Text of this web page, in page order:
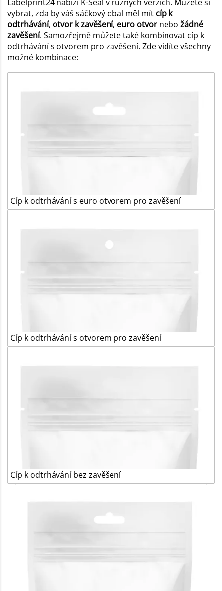
Labelprint24 nabízí K-Seal v různých verzích. Můžete si
vybrat, zda by váš sáčkový obal měl mít cíp k
odtrhávání, otvor k zavěšení, euro otvor nebo žádné
zavěšení. Samozřejmě můžete také kombinovat cíp k
odtrhávání s otvorem pro zavěšení. Zde vidíte všechny
možné kombinace:
Cíp k odtrhávání s euro otvorem pro zavěšení
Cíp k odtrhávání s otvorem pro zavěšení
Cíp k odtrhávání bez zavěšení